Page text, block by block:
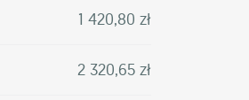
1 420,80 zł
2 320,65 zł